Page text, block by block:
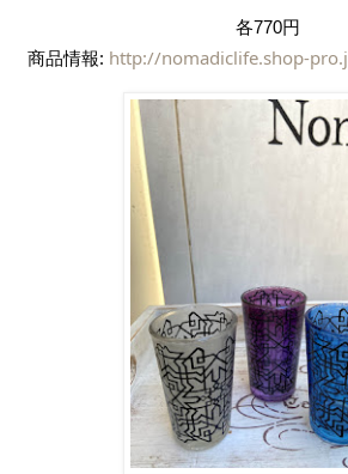
各770円
商品情報: http://nomadiclife.shop-